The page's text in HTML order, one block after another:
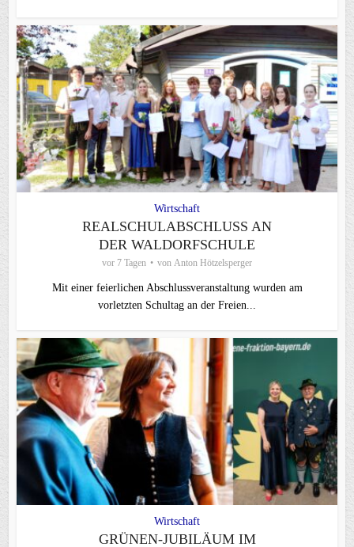
Wirtschaft
REALSCHULABSCHLUSS AN
DER WALDORFSCHULE
vor 7 Tagen von Anton Hötzelsperger
Mit einer feierlichen Abschlussveranstaltung wurden am
vorletzten Schultag an der Freien...
Wirtschaft
GRÜNEN-JUBILÄUM IM